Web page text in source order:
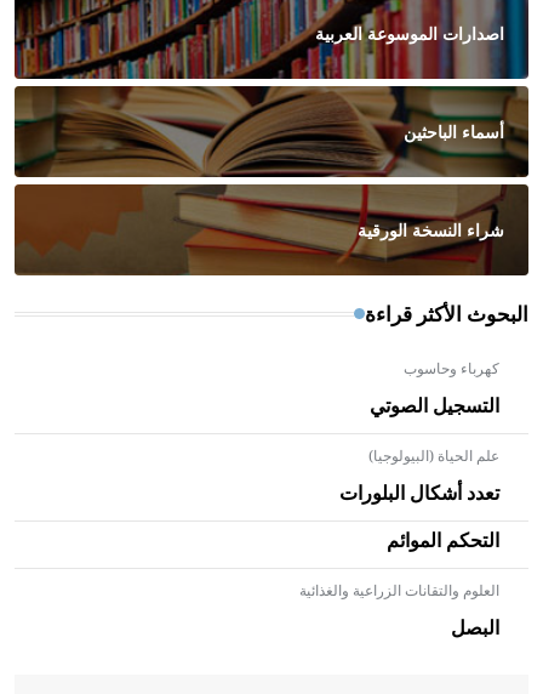
اصدارات الموسوعة العربية
أسماء الباحثين
شراء النسخة الورقية
البحوث الأكثر قراءة
كهرباء وحاسوب
التسجيل الصوتي
علم الحياة (البيولوجيا)
تعدد أشكال البلورات
التحكم الموائم
العلوم والتقانات الزراعية والغذائية
البصل
- هل تعلم أن الأبلق نوع من الفنون الهندسية التي ارتبطت
بالعمارة الإسلامية في بلاد الشام ومصر خاصة، حيث يحرص
المعمار على بناء مداميكه وخاصة في الواجهات